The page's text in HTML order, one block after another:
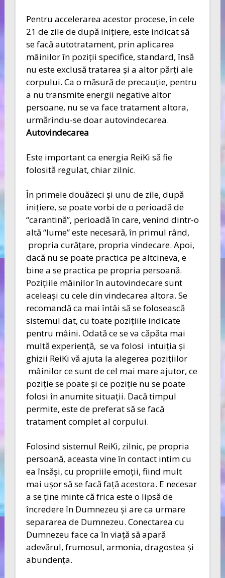
Pentru accelerarea acestor procese, în cele
21 de zile de după iniţiere, este indicat să
se facă autotratament, prin aplicarea
mâinilor în poziţii specifice, standard, însă
nu este exclusă tratarea şi a altor părţi ale
corpului. Ca o măsură de precauţie, pentru
a nu transmite energii negative altor
persoane, nu se va face tratament altora,
urmărindu-se doar autovindecarea.
Autovindecarea
Este important ca energia ReiKi să fie
folosită regulat, chiar zilnic.
În primele douăzeci şi unu de zile, după
iniţiere, se poate vorbi de o perioadă de
“carantină”, perioadă în care, venind dintr-o
altă “lume” este necesară, în primul rând,
propria curăţare, propria vindecare. Apoi,
dacă nu se poate practica pe altcineva, e
bine a se practica pe propria persoană.
Poziţiile mâinilor în autovindecare sunt
aceleaşi cu cele din vindecarea altora. Se
recomandă ca mai întâi să se folosească
sistemul dat, cu toate poziţiile indicate
pentru mâini. Odată ce se va căpăta mai
multă experienţă, se va folosi intuiţia şi
ghizii ReiKi vă ajuta la alegerea poziţiilor
mâinilor ce sunt de cel mai mare ajutor, ce
poziţie se poate şi ce poziţie nu se poate
folosi în anumite situaţii. Dacă timpul
permite, este de preferat să se facă
tratament complet al corpului.
Folosind sistemul ReiKi, zilnic, pe propria
persoană, aceasta vine în contact intim cu
ea însăşi, cu propriile emoţii, fiind mult
mai uşor să se facă faţă acestora. E necesar
a se ţine minte că frica este o lipsă de
încredere în Dumnezeu şi are ca urmare
separarea de Dumnezeu. Conectarea cu
Dumnezeu face ca în viaţă să apară
adevărul, frumosul, armonia, dragostea şi
abundenţa.